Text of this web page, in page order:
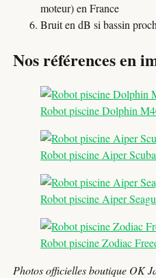
moteur) en France
Bruit en dB si bassin
Nos références en
Robot piscine Dolphin
Robot piscine Aiper
Robot piscine Aiper
Robot piscine Zodiac
Photos officielles boutique OK